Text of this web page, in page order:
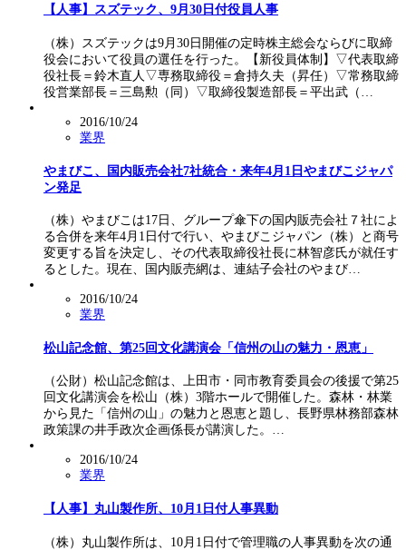
【人事】スズテック、9月30日付役員人事
（株）スズテックは9月30日開催の定時株主総会ならびに取締
役会において役員の選任を行った。【新役員体制】▽代表取締
役社長＝鈴木直人▽専務取締役＝倉持久夫（昇任）▽常務取締
役営業部長＝三島勲（同）▽取締役製造部長＝平出武（…
2016/10/24
業界
やまびこ、国内販売会社7社統合・来年4月1日やまびこジャパ
ン発足
（株）やまびこは17日、グループ傘下の国内販売会社７社によ
る合併を来年4月1日付で行い、やまびこジャパン（株）と商号
変更する旨を決定し、その代表取締役社長に林智彦氏が就任す
るとした。現在、国内販売網は、連結子会社のやまび…
2016/10/24
業界
松山記念館、第25回文化講演会「信州の山の魅力・恩恵」
（公財）松山記念館は、上田市・同市教育委員会の後援で第25
回文化講演会を松山（株）3階ホールで開催した。森林・林業
から見た「信州の山」の魅力と恩恵と題し、長野県林務部森林
政策課の井手政次企画係長が講演した。…
2016/10/24
業界
【人事】丸山製作所、10月1日付人事異動
（株）丸山製作所は、10月1日付で管理職の人事異動を次の通